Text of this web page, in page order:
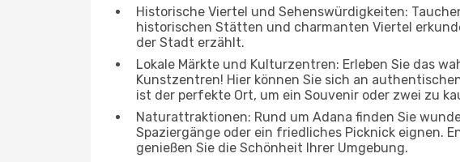
Historische Viertel und Sehenswürdigkeiten:
historischen Stätten und charmanten Viertel
der Stadt erzählt.
Lokale Märkte und Kulturzentren: Erleben Sie das
Kunstzentren! Hier können Sie sich an
ist der perfekte Ort, um ein Souvenir oder zwei zu
Naturattraktionen: Rund um Adana finden Sie
Spaziergänge oder ein friedliches Picknick eignen.
genießen Sie die Schönheit Ihrer Umgebung.